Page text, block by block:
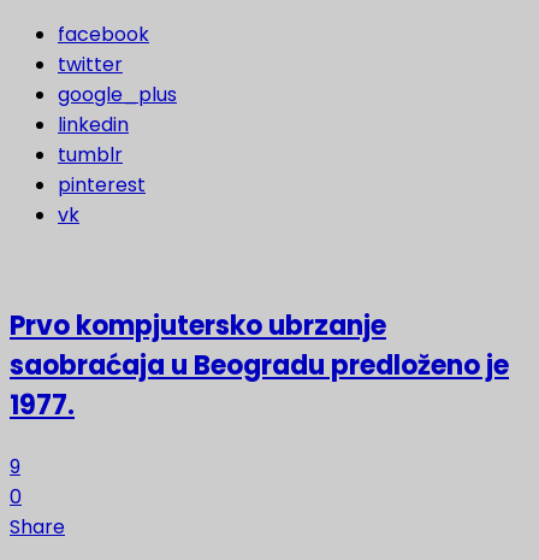
facebook
twitter
google_plus
linkedin
tumblr
pinterest
vk
Prvo kompjutersko ubrzanje
saobraćaja u Beogradu predloženo je
1977.
9
0
Share